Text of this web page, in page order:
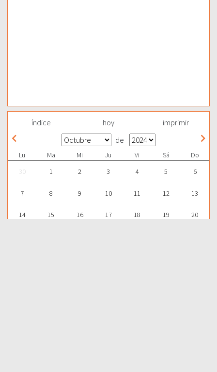
índice hoy imprimir
de
Lu Ma Mi Ju Vi Sá
Do
30
1 2 3 4 5 6
7 8 9 10 11 12 13
14 15 16 17 18 19 20